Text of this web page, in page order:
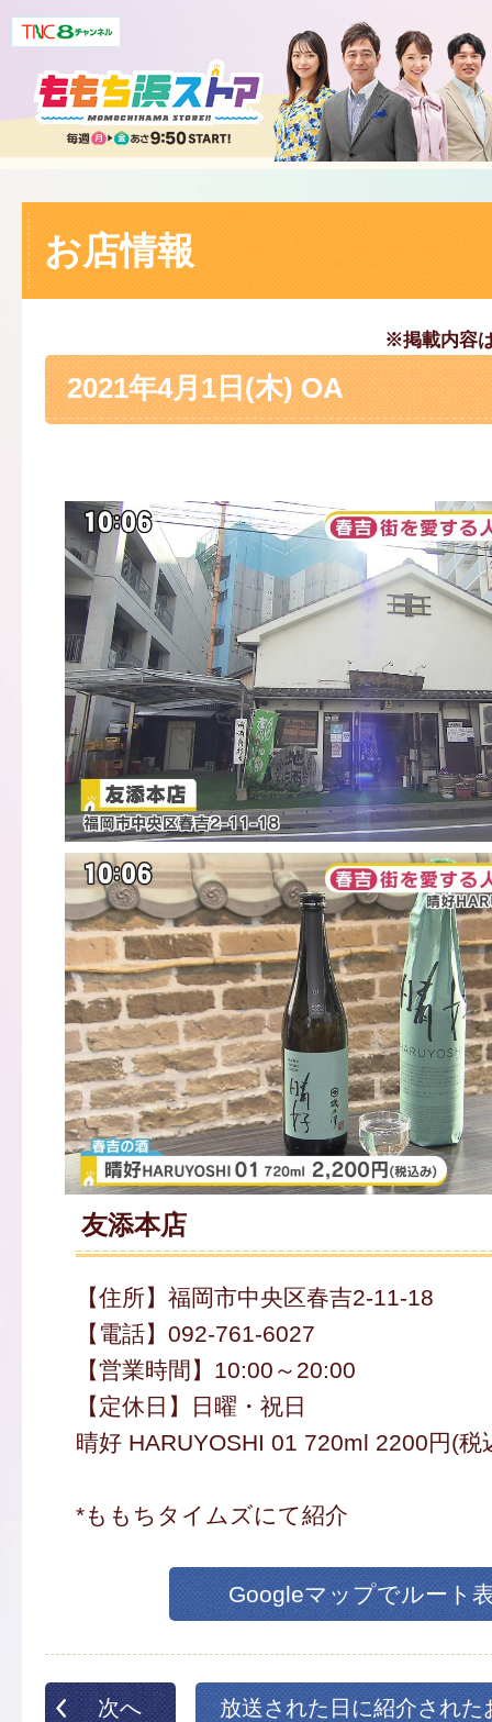
お店情報
※掲載内容
2021年4月1日(木) OA
友添本店
【住所】福岡市中央区春吉2-11-18
【電話】092-761-6027
【営業時間】10:00～20:00
【定休日】日曜・祝日
晴好 HARUYOSHI 01 720ml 2200円(税
*ももちタイムズにて紹介
Googleマップでルート
次へ
放送された日に紹介された